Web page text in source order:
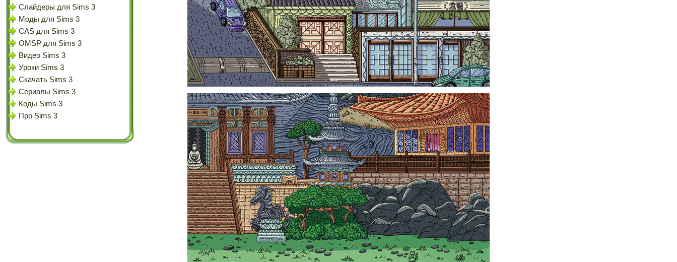
Слайдеры для Sims 3
Моды для Sims 3
CAS для Sims 3
OMSP для Sims 3
Видео Sims 3
Уроки Sims 3
Скачать Sims 3
Сериалы Sims 3
Коды Sims 3
Про Sims 3